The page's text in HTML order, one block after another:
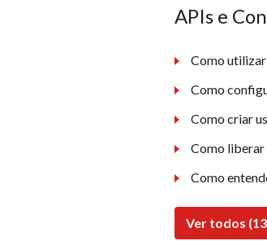
APIs e
Como
Como
Como criar
Como liberar
Como
Ver todos